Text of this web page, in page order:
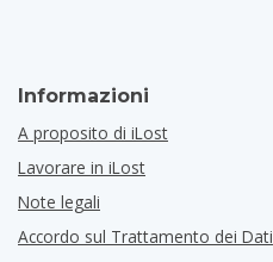
Informazioni
A proposito di iLost
Lavorare in iLost
Note legali
Accordo sul Trattamento dei Dati